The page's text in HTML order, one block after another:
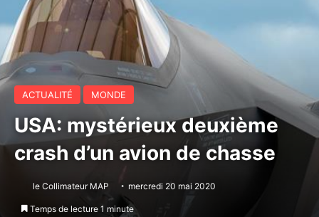
ACTUALITÉ MONDE
USA: mystérieux deuxième
crash d’un avion de chasse
le Collimateur MAP mercredi 20 mai 2020
Temps de lecture 1 minute